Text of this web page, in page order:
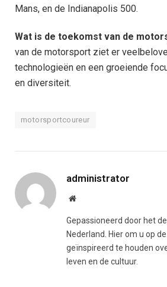
Mans, en de Indianapolis 500.
Wat is de toekomst van de
van de motorsport ziet er
technologieën en een groeiende
en diversiteit.
motorsportcoureur
administrator
Website
Gepassioneerd door het
Nederland. Hier om u op
geïnspireerd te houden
leven en de cultuur.